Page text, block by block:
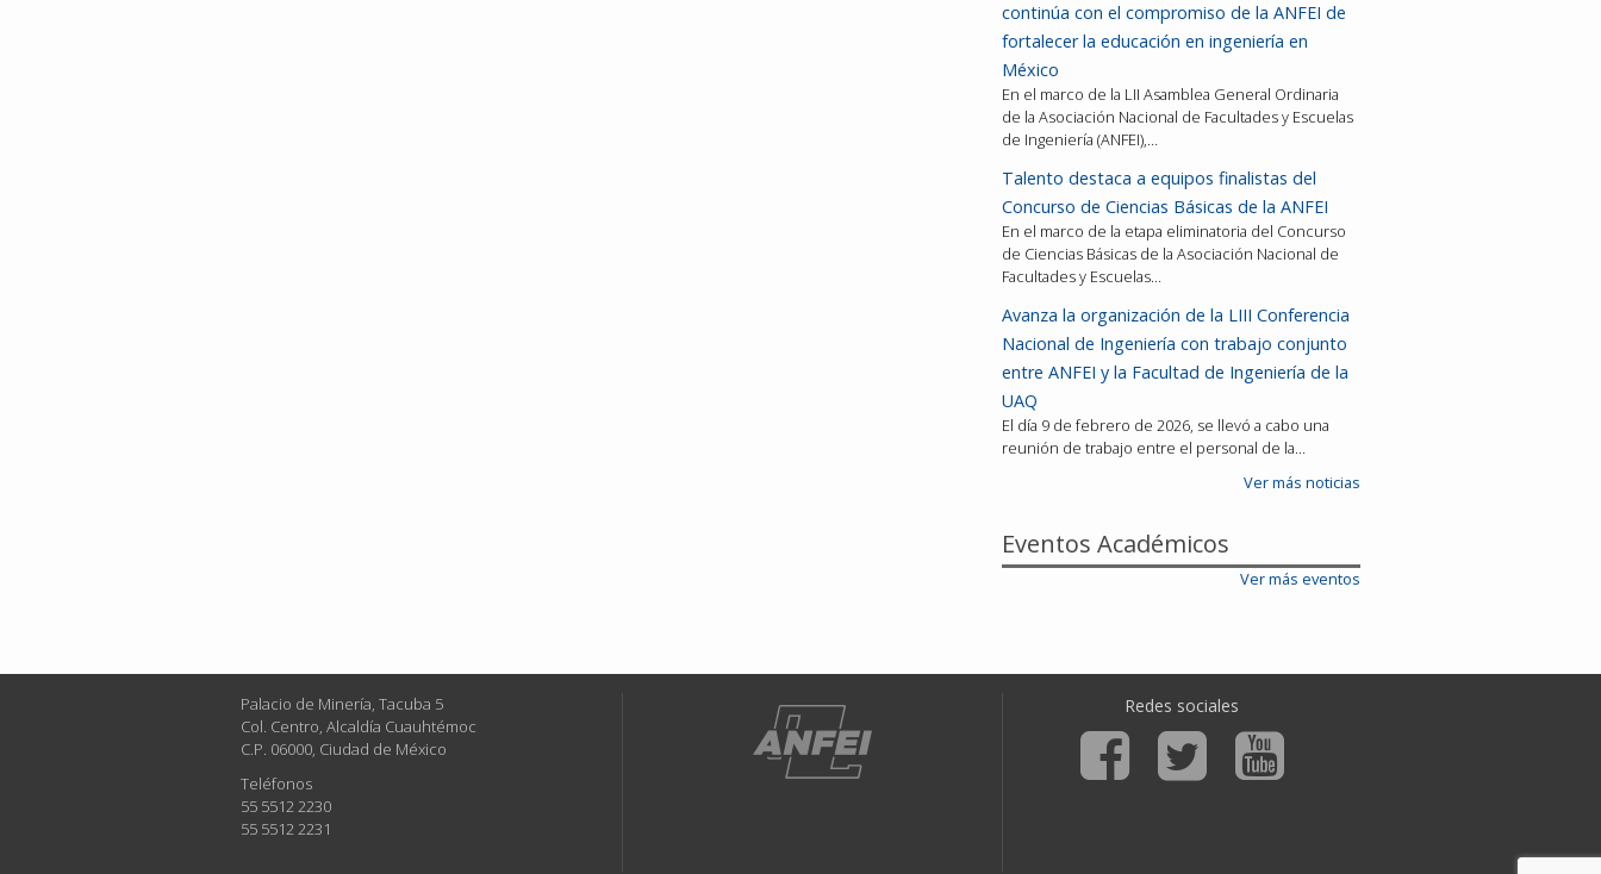
continúa con el compromiso de la ANFEI de
fortalecer la educación en ingeniería en
México
En el marco de la LII Asamblea General Ordinaria
de la Asociación Nacional de Facultades y Escuelas
de Ingeniería (ANFEI),…
Talento destaca a equipos finalistas del
Concurso de Ciencias Básicas de la ANFEI
En el marco de la etapa eliminatoria del Concurso
de Ciencias Básicas de la Asociación Nacional de
Facultades y Escuelas…
Avanza la organización de la LIII Conferencia
Nacional de Ingeniería con trabajo conjunto
entre ANFEI y la Facultad de Ingeniería de la
UAQ
El día 9 de febrero de 2026, se llevó a cabo una
reunión de trabajo entre el personal de la…
Ver más noticias
Eventos Académicos
Ver más eventos
Palacio de Minería, Tacuba 5
Col. Centro, Alcaldía Cuauhtémoc
C.P. 06000, Ciudad de México
Teléfonos
55 5512 2230
55 5512 2231
Redes sociales